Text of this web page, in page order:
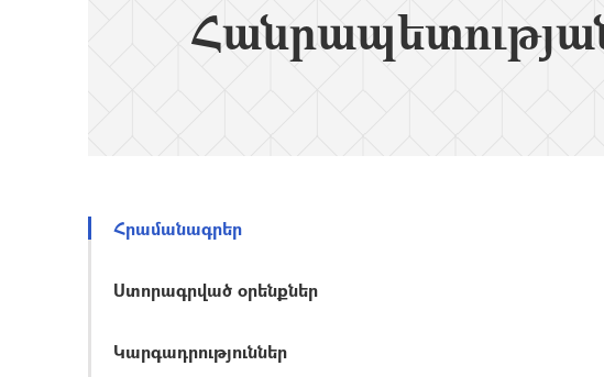
Հրամանագրեր
Ստորագրված օրենքներ
Կարգադրություններ